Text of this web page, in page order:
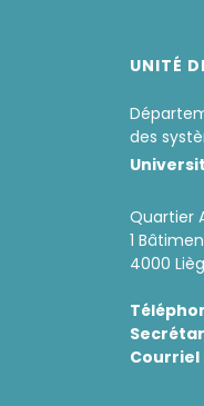
UNITÉ
des
Quartier
1
4000
Courriel